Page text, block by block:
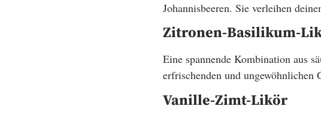
Johannisbeeren. Sie verleihen
Zitronen-Basilikum-
Eine spannende Kombination aus
erfrischenden und ungewöhnlichen
Vanille-Zimt-Likör